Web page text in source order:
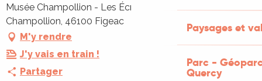
Paysages et
Parc -
Quercy
Musée Champollion - Les Écritures du Monde, Place
Champollion, 46100 Figeac
M'y rendre
J'y vais en train !
Partager